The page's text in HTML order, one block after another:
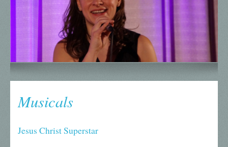
Musicals
Jesus Christ Superstar